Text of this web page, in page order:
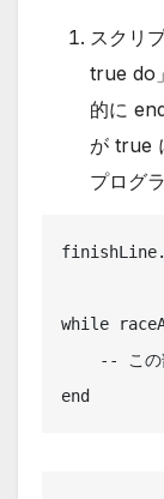
スクリ
true do
的に
が true
プログ
while
end